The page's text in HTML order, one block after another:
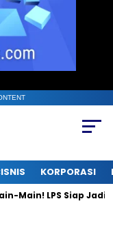
KORPORASI
LPS Siap Jadi